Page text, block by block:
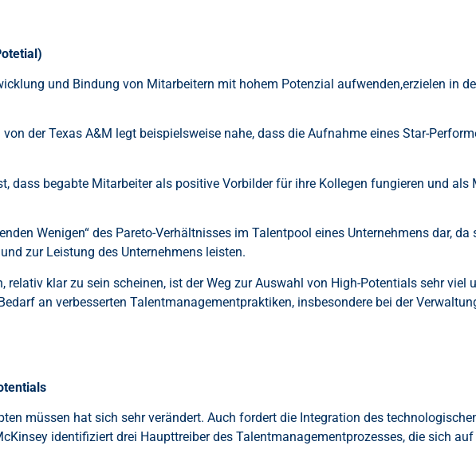
und Bindung von Mitarbeitern mit hohem Potenzial aufwenden,erzielen in
der Texas A&M legt beispielsweise nahe, dass die Aufnahme eines Star-
dass begabte Mitarbeiter als positive Vorbilder für ihre Kollegen fungieren und
Wenigen“ des Pareto-Verhältnisses im Talentpool eines Unternehmens dar, da
zur Leistung des Unternehmens leisten.
klar zu sein scheinen, ist der Weg zur Auswahl von High-Potentials sehr viel
an verbesserten Talentmanagementpraktiken, insbesondere bei der
müssen hat sich sehr verändert. Auch fordert die Integration des
identifiziert drei Haupttreiber des Talentmanagementprozesses, die sich